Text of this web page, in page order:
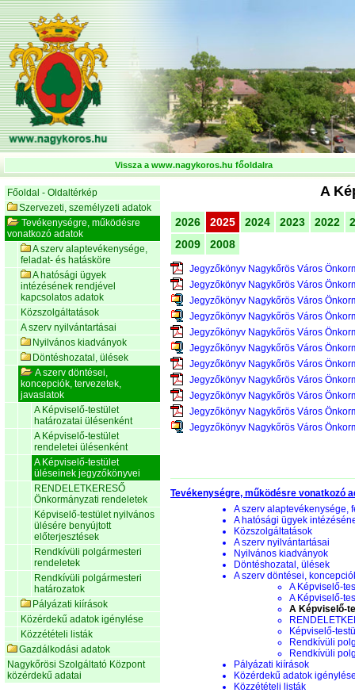
Vissza a www.nagykoros.hu főoldalra
Főoldal - Oldaltérkép
Szervezeti, személyzeti adatok
Tevékenységre, működésre
vonatkozó adatok
A szerv alaptevékenysége,
feladat- és hatásköre
A hatósági ügyek
intézésének rendjével
kapcsolatos adatok
Közszolgáltatások
A szerv nyilvántartásai
Nyilvános kiadványok
Döntéshozatal, ülések
A szerv döntései,
koncepciók, tervezetek,
javaslatok
A Képviselő-testület
határozatai ülésenként
A Képviselő-testület
rendeletei ülésenként
A Képviselő-testület
üléseinek jegyzőkönyvei
RENDELETKERESŐ
Önkormányzati rendeletek
Képviselő-testület nyilvános
ülésére benyújtott
előterjesztések
Rendkívüli polgármesteri
rendeletek
Rendkívüli polgármesteri
határozatok
Pályázati kiírások
Közérdekű adatok igénylése
Közzétételi listák
Gazdálkodási adatok
Nagykőrösi Szolgáltató Központ
közérdekű adatai
A
2026 2025 2024 2023 2022
2009
2008
Jegyzőkönyv Nagykőrös Város
Jegyzőkönyv Nagykőrös Város
Jegyzőkönyv Nagykőrös Város
Jegyzőkönyv Nagykőrös Város
Jegyzőkönyv Nagykőrös Város
Jegyzőkönyv Nagykőrös Város
Jegyzőkönyv Nagykőrös Város
Jegyzőkönyv Nagykőrös Város
Jegyzőkönyv Nagykőrös Város
Jegyzőkönyv Nagykőrös Város
Jegyzőkönyv Nagykőrös Város
Tevékenységre, működésre vonatkozó
A szerv alaptevékenysége,
A hatósági ügyek
Közszolgáltatások
A szerv nyilvántartásai
Nyilvános kiadványok
Döntéshozatal, ülések
A szerv döntései,
A Képviselő-
A Képviselő-
A Képviselő-
Képviselő-
Rendkívüli
Rendkívüli
Pályázati kiírások
Közérdekű adatok
Közzétételi listák